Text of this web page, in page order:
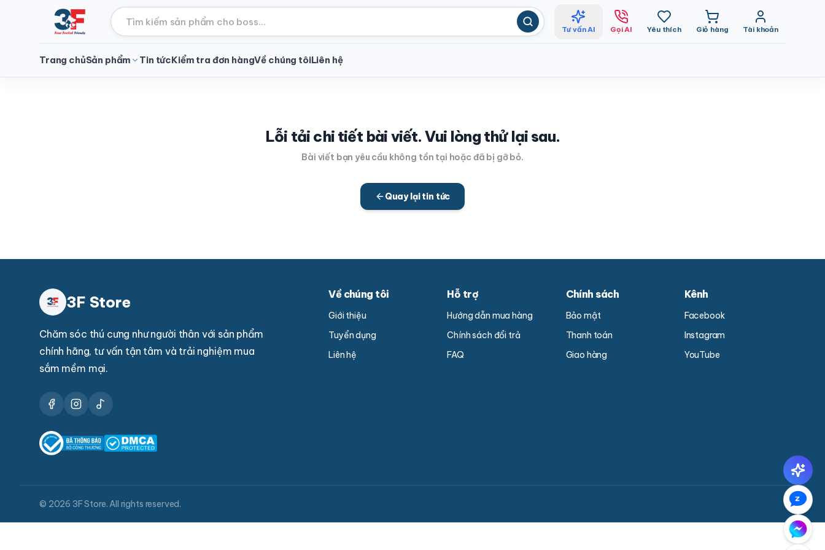
Tư vấn AI Gọi AI Yêu thích Giỏ hàng Tài khoản
Trang chủSản phẩm Tin tứcKiểm tra đơn hàngVề chúng tôiLiên hệ
Lỗi tải chi tiết bài viết. Vui lòng thử lại sau.
Bài viết bạn yêu cầu không tồn tại hoặc đã bị gỡ bỏ.
Quay lại tin tức
3F Store
Chăm sóc thú cưng như người thân với sản phẩm
chính hãng, tư vấn tận tâm và trải nghiệm mua
sắm mềm mại.
Về chúng tôi
Giới thiệu
Tuyển dụng
Liên hệ
Hỗ trợ
Hướng dẫn mua hàng
Chính sách đổi trả
FAQ
Chính sách
Bảo mật
Thanh toán
Giao hàng
Kênh
Facebook
Instagram
YouTube
© 2026 3F Store. All rights reserved.